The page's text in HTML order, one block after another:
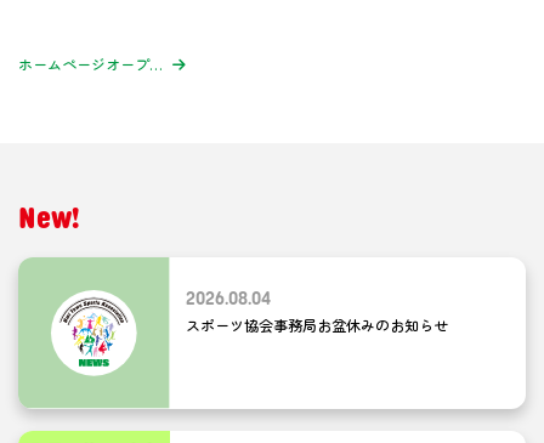
ホームページオープンのお知らせ
New!
2026.08.04
スポーツ協会事務局お盆休みのお知らせ